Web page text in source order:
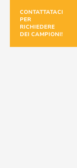
CONTATTATACI
PER
RICHIEDERE
DEI CAMPIONI!